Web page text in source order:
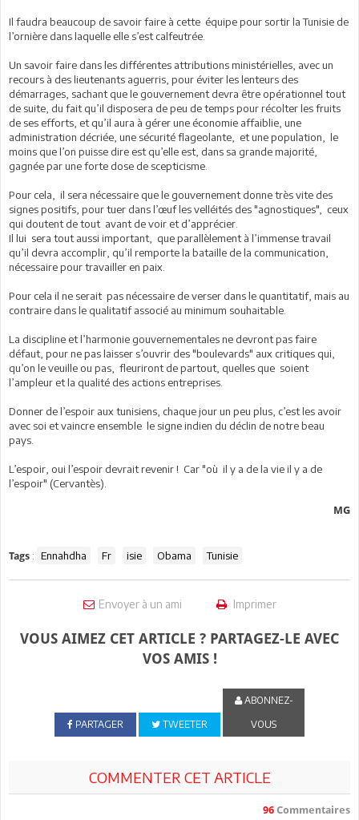
Il faudra beaucoup de savoir faire à cette équipe pour sortir la Tunisie de
l’ornière dans laquelle elle s’est calfeutrée.
Un savoir faire dans les différentes attributions ministérielles, avec un
recours à des lieutenants aguerris, pour éviter les lenteurs des
démarrages, sachant que le gouvernement devra être opérationnel tout
de suite, du fait qu’il disposera de peu de temps pour récolter les fruits
de ses efforts, et qu’il aura à gérer une économie affaiblie, une
administration décriée, une sécurité flageolante, et une population, le
moins que l’on puisse dire est qu’elle est, dans sa grande majorité,
gagnée par une forte dose de scepticisme.
Pour cela, il sera nécessaire que le gouvernement donne très vite des
signes positifs, pour tuer dans l’œuf les velléités des "agnostiques", ceux
qui doutent de tout avant de voir et d’apprécier.
Il lui sera tout aussi important, que parallèlement à l’immense travail
qu’il devra accomplir, qu’il remporte la bataille de la communication,
nécessaire pour travailler en paix.
Pour cela il ne serait pas nécessaire de verser dans le quantitatif, mais au
contraire dans le qualitatif associé au minimum souhaitable.
La discipline et l’harmonie gouvernementales ne devront pas faire
défaut, pour ne pas laisser s’ouvrir des "boulevards" aux critiques qui,
qu’on le veuille ou pas, fleuriront de partout, quelles que soient
l’ampleur et la qualité des actions entreprises.
Donner de l’espoir aux tunisiens, chaque jour un peu plus, c’est les avoir
avec soi et vaincre ensemble le signe indien du déclin de notre beau
pays.
L’espoir, oui l’espoir devrait revenir ! Car "où il y a de la vie il y a de
l’espoir" (Cervantès).
MG
Tags : Ennahdha Fr isie Obama Tunisie
Envoyer à un ami Imprimer
VOUS AIMEZ CET ARTICLE ? PARTAGEZ-LE AVEC
VOS AMIS !
PARTAGER TWEETER
ABONNEZ-
VOUS
COMMENTER CET ARTICLE
96 Commentaires